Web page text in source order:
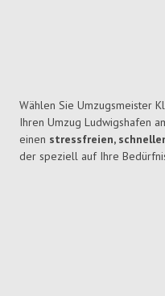
Wählen Sie Umzugsmeister
Ihren Umzug Ludwigshafen
einen stressfreien,
der speziell auf Ihre